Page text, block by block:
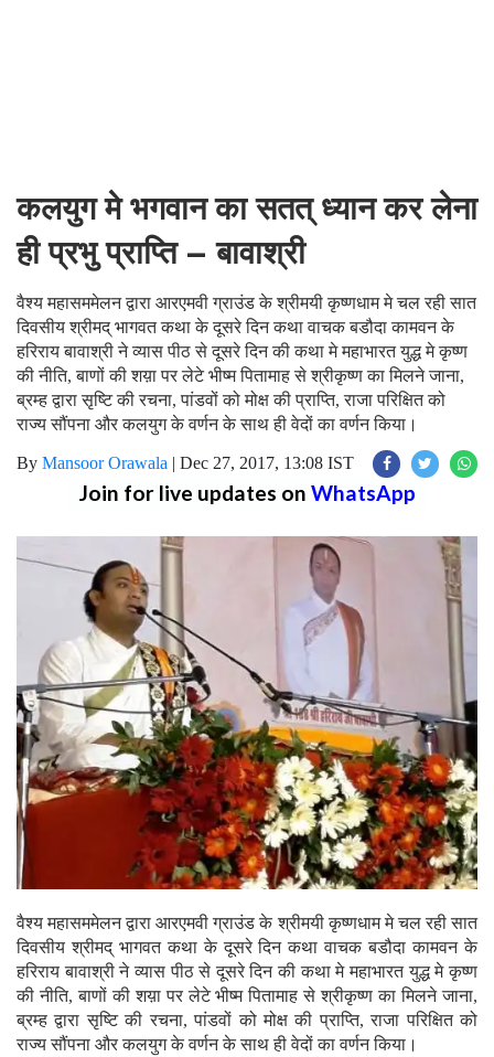
कलयुग मे भगवान का सतत् ध्यान कर लेना
ही प्रभु प्राप्ति – बावाश्री
वैश्य महासममेलन द्वारा आरएमवी ग्राउंड के श्रीमयी कृष्णधाम मे चल रही सात
दिवसीय श्रीमद् भागवत कथा के दूसरे दिन कथा वाचक बडौदा कामवन के
हरिराय बावाश्री ने व्यास पीठ से दूसरे दिन की कथा मे महाभारत युद्ध मे कृष्ण
की नीति, बाणों की शय़ा पर लेटे भीष्म पितामाह से श्रीकृष्ण का मिलने जाना,
ब्रम्ह द्वारा सृष्टि की रचना, पांडवों को मोक्ष की प्राप्ति, राजा परिक्षित को
राज्य सौंपना और कलयुग के वर्णन के साथ ही वेदों का वर्णन किया।
By Mansoor Orawala | Dec 27, 2017, 13:08 IST
Join for live updates on WhatsApp
वैश्य महासममेलन द्वारा आरएमवी ग्राउंड के श्रीमयी कृष्णधाम मे चल रही सात
दिवसीय श्रीमद् भागवत कथा के दूसरे दिन कथा वाचक बडौदा कामवन के
हरिराय बावाश्री ने व्यास पीठ से दूसरे दिन की कथा मे महाभारत युद्ध मे कृष्ण
की नीति, बाणों की शय़ा पर लेटे भीष्म पितामाह से श्रीकृष्ण का मिलने जाना,
ब्रम्ह द्वारा सृष्टि की रचना, पांडवों को मोक्ष की प्राप्ति, राजा परिक्षित को
राज्य सौंपना और कलयुग के वर्णन के साथ ही वेदों का वर्णन किया।